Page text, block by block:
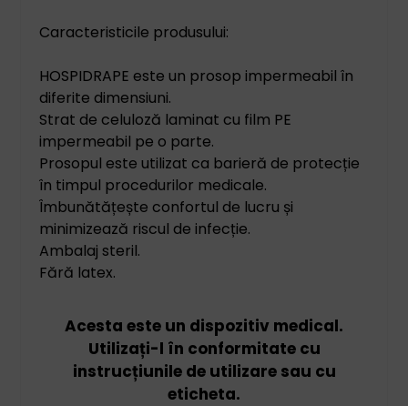
Caracteristicile produsului:
HOSPIDRAPE este un prosop impermeabil în
diferite dimensiuni.
Strat de celuloză laminat cu film PE
impermeabil pe o parte.
Prosopul este utilizat ca barieră de protecție
în timpul procedurilor medicale.
Îmbunătățește confortul de lucru și
minimizează riscul de infecție.
Ambalaj steril.
Fără latex.
Acesta este un dispozitiv medical.
Utilizați-l în conformitate cu
instrucțiunile de utilizare sau cu
eticheta.